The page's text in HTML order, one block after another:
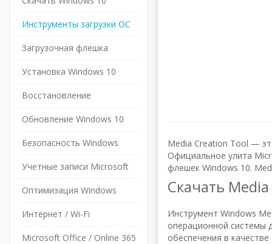
Media Creation Tool —
Официальное улита
флешек Windows 10.
Скачать
Инструмент Windows
операционной системы
обеспечения в
Инструменты загрузки ОС
Загрузочная флешка
Установка Windows 10
Восстановление
Обновление Windows 10
Безопасность Windows
Учетные записи Microsoft
Оптимизация Windows
Интернет / Wi-Fi
Microsoft Office / Online 365